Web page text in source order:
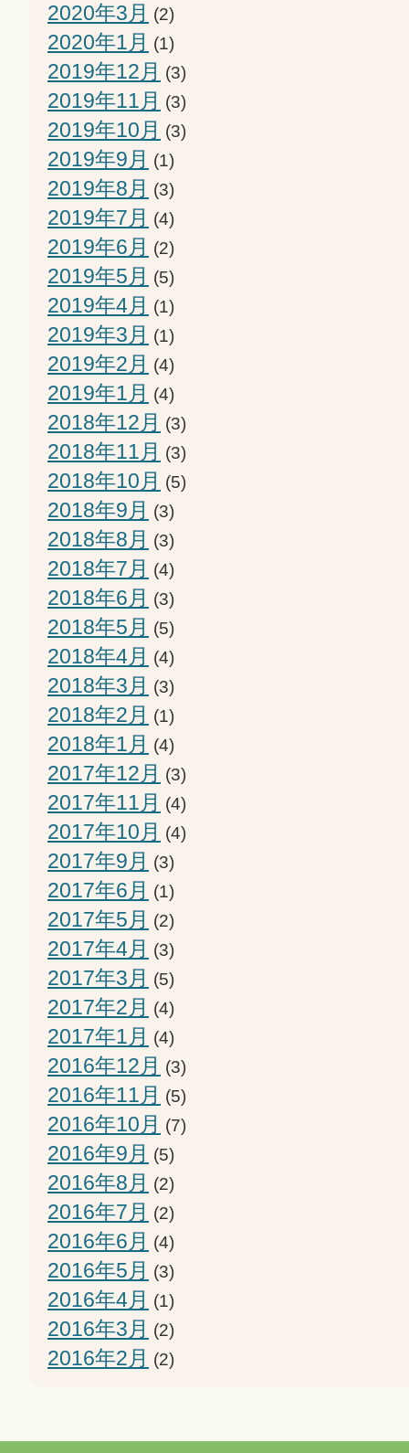
2020年3月 (2)
2020年1月 (1)
2019年12月 (3)
2019年11月 (3)
2019年10月 (3)
2019年9月 (1)
2019年8月 (3)
2019年7月 (4)
2019年6月 (2)
2019年5月 (5)
2019年4月 (1)
2019年3月 (1)
2019年2月 (4)
2019年1月 (4)
2018年12月 (3)
2018年11月 (3)
2018年10月 (5)
2018年9月 (3)
2018年8月 (3)
2018年7月 (4)
2018年6月 (3)
2018年5月 (5)
2018年4月 (4)
2018年3月 (3)
2018年2月 (1)
2018年1月 (4)
2017年12月 (3)
2017年11月 (4)
2017年10月 (4)
2017年9月 (3)
2017年6月 (1)
2017年5月 (2)
2017年4月 (3)
2017年3月 (5)
2017年2月 (4)
2017年1月 (4)
2016年12月 (3)
2016年11月 (5)
2016年10月 (7)
2016年9月 (5)
2016年8月 (2)
2016年7月 (2)
2016年6月 (4)
2016年5月 (3)
2016年4月 (1)
2016年3月 (2)
2016年2月 (2)